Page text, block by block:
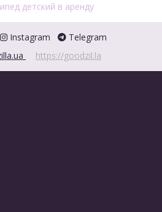
детский в аренду
Instagram
Telegram
https://goodzil.la